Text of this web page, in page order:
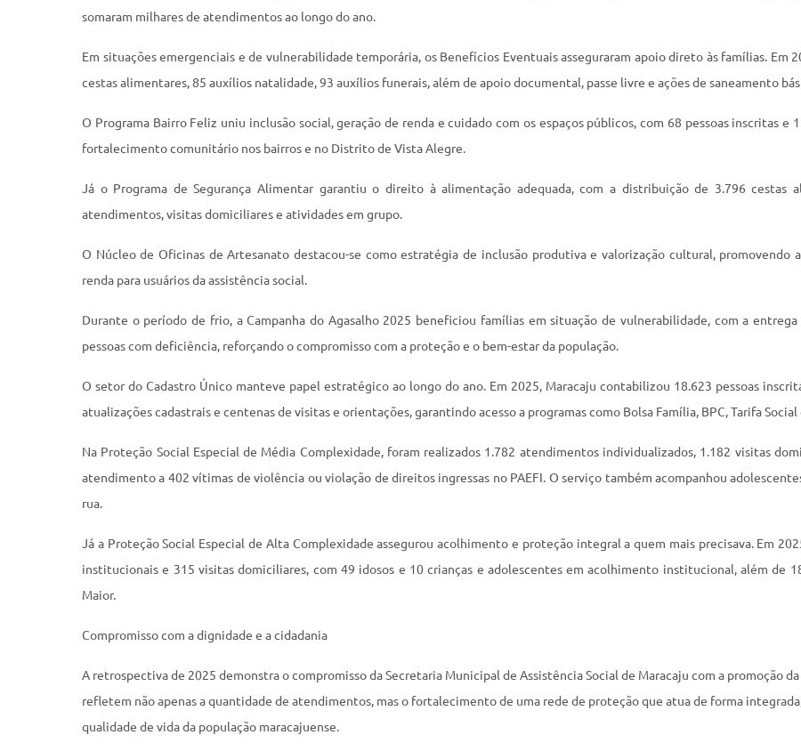
somaram milhares de atendimentos ao longo do ano.
Em situações emergenciais e de vulnerabilidade temporária, os Benefícios Eventuais asseguraram apoio direto às famílias. Em
cestas alimentares, 85 auxílios natalidade, 93 auxílios funerais, além de apoio documental, passe livre e ações de saneamento
O Programa Bairro Feliz uniu inclusão social, geração de renda e cuidado com os espaços públicos, com 68 pessoas inscritas
fortalecimento comunitário nos bairros e no Distrito de Vista Alegre.
Já o Programa de Segurança Alimentar garantiu o direito à alimentação adequada, com a distribuição de 3.796 cestas
atendimentos, visitas domiciliares e atividades em grupo.
O Núcleo de Oficinas de Artesanato destacou-se como estratégia de inclusão produtiva e valorização cultural, promovendo
renda para usuários da assistência social.
Durante o período de frio, a Campanha do Agasalho 2025 beneficiou famílias em situação de vulnerabilidade, com a
pessoas com deficiência, reforçando o compromisso com a proteção e o bem-estar da população.
O setor do Cadastro Único manteve papel estratégico ao longo do ano. Em 2025, Maracaju contabilizou 18.623 pessoas
atualizações cadastrais e centenas de visitas e orientações, garantindo acesso a programas como Bolsa Família, BPC, Tarifa
Na Proteção Social Especial de Média Complexidade, foram realizados 1.782 atendimentos individualizados, 1.182 visitas
atendimento a 402 vítimas de violência ou violação de direitos ingressas no PAEFI. O serviço também acompanhou
rua.
Já a Proteção Social Especial de Alta Complexidade assegurou acolhimento e proteção integral a quem mais precisava. Em
institucionais e 315 visitas domiciliares, com 49 idosos e 10 crianças e adolescentes em acolhimento institucional, além de
Maior.
Compromisso com a dignidade e a cidadania
A retrospectiva de 2025 demonstra o compromisso da Secretaria Municipal de Assistência Social de Maracaju com a promoção
refletem não apenas a quantidade de atendimentos, mas o fortalecimento de uma rede de proteção que atua de forma
qualidade de vida da população maracajuense.